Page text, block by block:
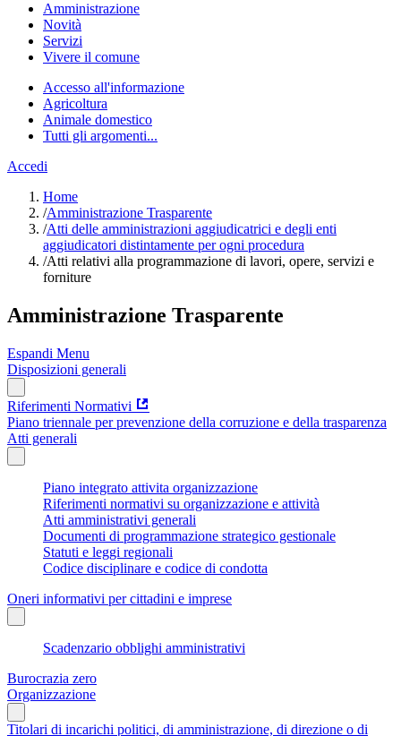
Amministrazione
Novità
Servizi
Vivere il comune
Accesso all'informazione
Agricoltura
Animale domestico
Tutti gli argomenti...
Accedi
Home
/Amministrazione Trasparente
/Atti delle amministrazioni aggiudicatrici e degli enti
aggiudicatori distintamente per ogni procedura
/Atti relativi alla programmazione di lavori, opere, servizi e
forniture
Amministrazione Trasparente
Espandi Menu
Disposizioni generali
Riferimenti Normativi
Piano triennale per prevenzione della corruzione e della trasparenza
Atti generali
Piano integrato attivita organizzazione
Riferimenti normativi su organizzazione e attività
Atti amministrativi generali
Documenti di programmazione strategico gestionale
Statuti e leggi regionali
Codice disciplinare e codice di condotta
Oneri informativi per cittadini e imprese
Scadenzario obblighi amministrativi
Burocrazia zero
Organizzazione
Titolari di incarichi politici, di amministrazione, di direzione o di